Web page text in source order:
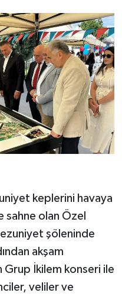
keplerini havaya
sahne olan Özel
şöleninde
akşam
İkilem konseri ile
veliler ve